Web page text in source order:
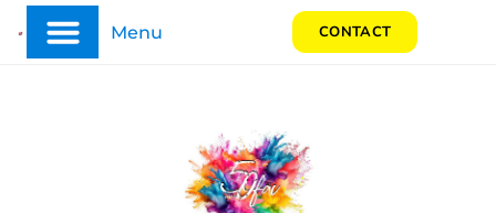
Menu CONTACT